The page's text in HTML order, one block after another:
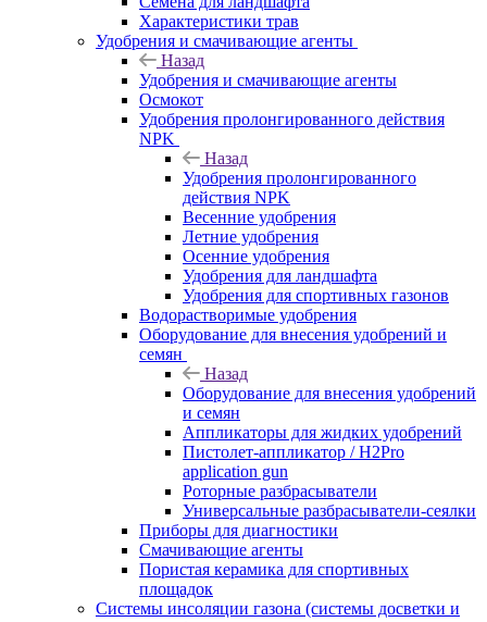
Характеристики трав
Удобрения и смачивающие агенты
Назад
Удобрения и смачивающие агенты
Осмокот
Удобрения пролонгированного действия
NPK
Назад
Удобрения пролонгированного
действия NPK
Весенние удобрения
Летние удобрения
Осенние удобрения
Удобрения для ландшафта
Удобрения для спортивных газонов
Водорастворимые удобрения
Оборудование для внесения удобрений и
семян
Назад
Оборудование для внесения удобрений
и семян
Аппликаторы для жидких удобрений
Пистолет-аппликатор / H2Pro
application gun
Роторные разбрасыватели
Универсальные разбрасыватели-сеялки
Приборы для диагностики
Смачивающие агенты
Пористая керамика для спортивных
площадок
Системы инсоляции газона (системы досветки и